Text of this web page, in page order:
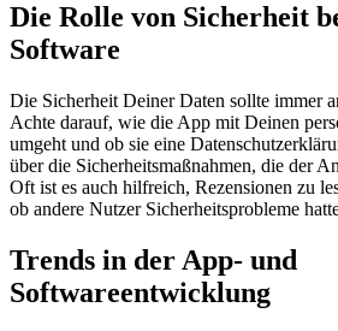
Die Rolle von Sicherheit
Software
Die Sicherheit Deiner Daten sollte immer
Achte darauf, wie die App mit Deinen
umgeht und ob sie eine
über die Sicherheitsmaßnahmen, die der
Oft ist es auch hilfreich, Rezensionen zu
ob andere Nutzer Sicherheitsprobleme
Trends in der App- und
Softwareentwicklung